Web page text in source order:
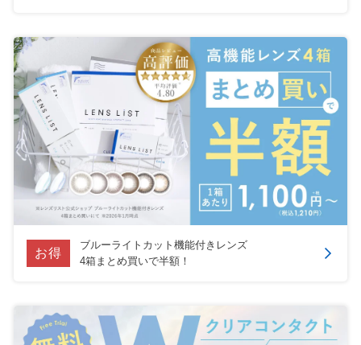
お得
ブルーライトカット機能付きレンズ
4箱まとめ買いで半額！